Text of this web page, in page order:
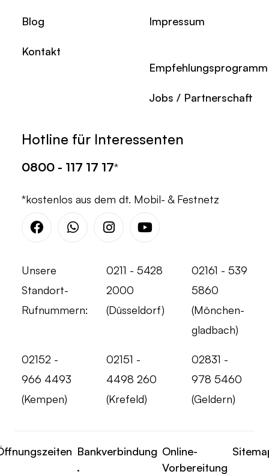
Blog
Kontakt
Impressum
Empfehlungsprogramm
Jobs / Partnerschaft
Hotline für Interessenten
0800 - 117 17 17*
*kostenlos aus dem dt. Mobil- & Festnetz
FacebookWhatsappInstagramYoutube
Unsere
Standort-
Rufnummern:
0211 - 5428
2000
(Düsseldorf)
02161 - 539
5860
(Mönchen-
gladbach)
02152 -
966 4493
(Kempen)
02151 -
4498 260
(Krefeld)
02831 -
978 5460
(Geldern)
Bankverbindung
.
Online-
Vorbereitung